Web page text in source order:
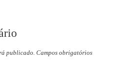
publicado. Campos obrigatórios